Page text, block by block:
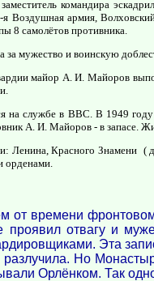
командира
я Воздушная армия,
8 самолётов противника.
за мужество и воинскую
майор А. И. Майоров
на службе в ВВС. В 1949 году
А. И. Майоров - в запасе.
Ленина, Красного Знамени (
орденами.
от времени фронтовом
отвагу и
Эта
разлучила. Но
Орлёнком. Так